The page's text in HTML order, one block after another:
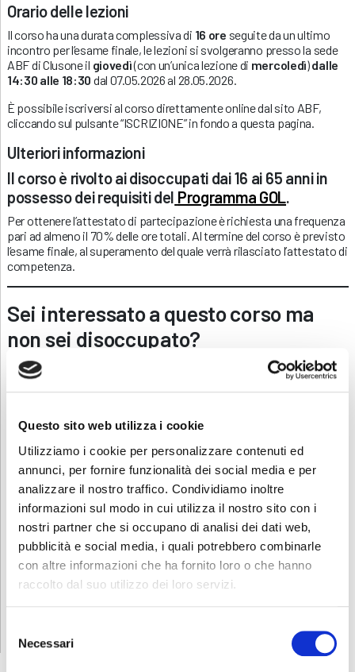
Questo sito web utilizza i cookie
Utilizziamo i cookie per personalizzare contenuti ed
annunci, per fornire funzionalità dei social media e per
analizzare il nostro traffico. Condividiamo inoltre
informazioni sul modo in cui utilizza il nostro sito con i
nostri partner che si occupano di analisi dei dati web,
pubblicità e social media, i quali potrebbero combinarle
con altre informazioni che ha fornito loro o che hanno
raccolto dal suo utilizzo dei loro servizi.
delNecessari
Orario delle lezioni
Il corso ha una durata complessiva di 16 ore seguite da un ultimo
incontro per l’esame finale, le lezioni si svolgeranno presso la sede
ABF di Clusone il giovedì(con un’unica lezione di mercoledì)dalle
14:30 alle 18:30 dal 07.05.2026 al 28.05.2026.
È possibile iscriversi al corso direttamente online dal sito ABF,
cliccando sul pulsante “ISCRIZIONE” in fondo a questa pagina.
Ulteriori informazioni
Il corso è rivolto ai disoccupati dai 16 ai 65 anni in
possesso dei requisiti del Programma GOL.
Per ottenere l’attestato di partecipazione è richiesta una frequenza
pari ad almeno il 70% delle ore totali. Al termine del corso è previsto
l’esame finale, al superamento del quale verrà rilasciato l’attestato di
competenza.
Sei interessato a questo corso ma
non sei disoccupato?
Contattaci
, saremo lieti di presentarti la nostra offerta formativa
dedicata.
Contatti
Per avere ulteriori informazioni sul corso non esitate a contattarci
al numero 034622808 o alla seguente mail
lavoro.clusone@abf.eu
Scarica e condividi la locandina!
INFORMATIVA RELATIVA AL CONTRATTO
ISCRIZIONE